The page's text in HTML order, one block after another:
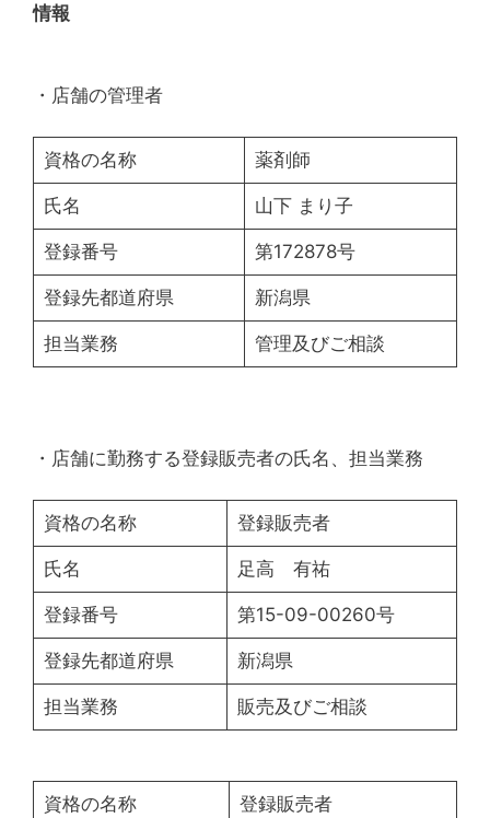
情報
・店舗の管理者
資格の名称 薬剤師
氏名 山下 まり子
登録番号 第172878号
登録先都道府県 新潟県
担当業務 管理及びご相談
・店舗に勤務する登録販売者の氏名、担当業務
資格の名称 登録販売者
氏名 足高 有祐
登録番号 第15-09-00260号
登録先都道府県 新潟県
担当業務 販売及びご相談
資格の名称 登録販売者